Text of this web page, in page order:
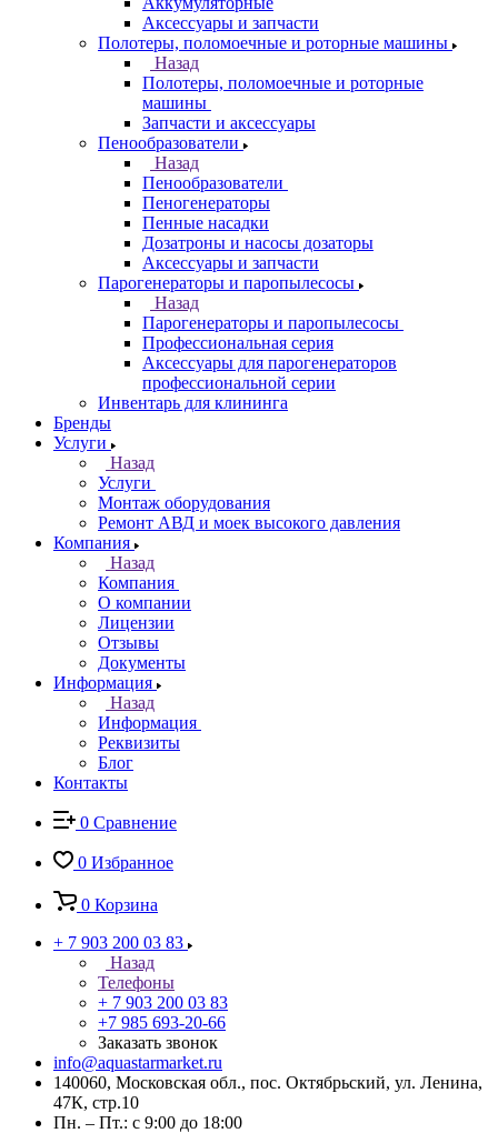
Аксессуары и запчасти
Полотеры, поломоечные и роторные машины
Назад
Полотеры, поломоечные и роторные
машины
Запчасти и аксессуары
Пенообразователи
Назад
Пенообразователи
Пеногенераторы
Пенные насадки
Дозатроны и насосы дозаторы
Аксессуары и запчасти
Парогенераторы и паропылесосы
Назад
Парогенераторы и паропылесосы
Профессиональная серия
Аксессуары для парогенераторов
профессиональной серии
Инвентарь для клининга
Бренды
Услуги
Назад
Услуги
Монтаж оборудования
Ремонт АВД и моек высокого давления
Компания
Назад
Компания
О компании
Лицензии
Отзывы
Документы
Информация
Назад
Информация
Реквизиты
Блог
Контакты
0 Сравнение
0 Избранное
0 Корзина
+ 7 903 200 03 83
Назад
Телефоны
+ 7 903 200 03 83
+7 985 693-20-66
Заказать звонок
info@aquastarmarket.ru
140060, Московская обл., пос. Октябрьский, ул. Ленина,
47К, стр.10
Пн. – Пт.: с 9:00 до 18:00